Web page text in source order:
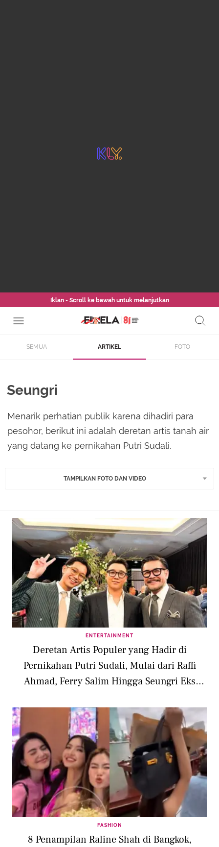
Iklan - Scroll ke bawah untuk melanjutkan
SEMUA ARTIKEL FOTO
Seungri
Menarik perhatian publik karena dihadiri para
pesohor, berikut ini adalah deretan artis tanah air
yang datang ke pernikahan Putri Sudali.
TAMPILKAN FOTO DAN VIDEO
ENTERTAINMENT
Deretan Artis Populer yang Hadir di
Pernikahan Putri Sudali, Mulai dari Raffi
Ahmad, Ferry Salim Hingga Seungri Eks
FASHION
8 Penampilan Raline Shah di Bangkok,